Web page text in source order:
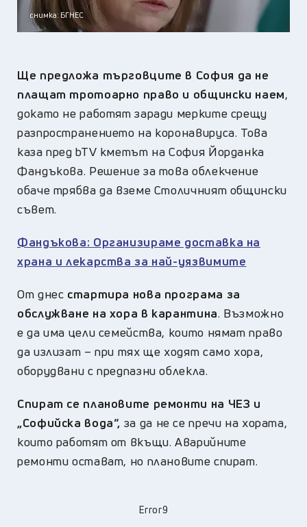
снимка: БГНЕС
Ще предложа търговците в София да не
плащат тротоарно право и общински наем,
докато не работят заради мерките срещу
разпространението на коронавируса. Това
каза пред bTV кметът на София Йорданка
Фандъкова. Решение за това облекчение
обаче трябва да вземе Столичният общински
съвет.
Фандъкова: Организираме доставка на
храна и лекарства за най-уязвимите
От днес стартира нова програма за
обслужване на хора в карантина. Възможно
е да има цели семейства, които нямат право
да излизат – при тях ще ходят само хора,
оборудвани с предпазни облекла.
Спират се плановите ремонти на ЧЕЗ и
„Софийска вода“, за да не се пречи на хората,
които работят от вкъщи. Аварийните
ремонти остават, но плановите спират.
Error9